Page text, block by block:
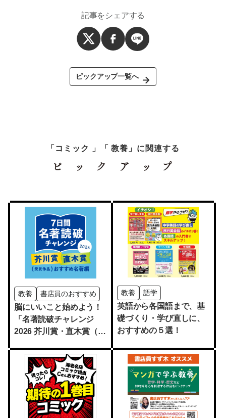
記事をシェアする
ピックアップ一覧へ
「コミック 」「 教養」に関連する
教養 書店員のおすすめ
脳にいいこと始めよう！
「名著読破チャレンジ
2026 芥川賞・直木賞（受
編」開催
教養 語学
英語から各国語まで、基
礎づくり・学び直しに、
おすすめの５選！